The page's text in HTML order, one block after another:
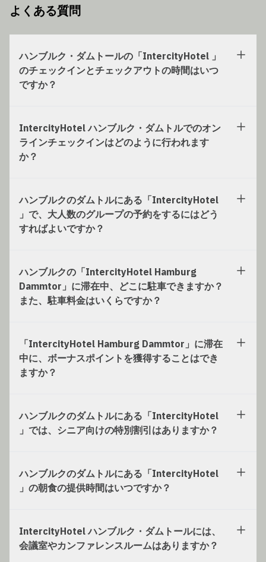
よくある質問
ハンブルク・ダムトールの「IntercityHotel 」
のチェックインとチェックアウトの時間はいつ
ですか？
IntercityHotel ハンブルク・ダムトルでのオン
ラインチェックインはどのように行われます
か？
ハンブルクのダムトルにある「IntercityHotel
」で、大人数のグループの予約をするにはどう
すればよいですか？
ハンブルクの「IntercityHotel Hamburg
Dammtor」に滞在中、どこに駐車できますか？
また、駐車料金はいくらですか？
「IntercityHotel Hamburg Dammtor」に滞在
中に、ボーナスポイントを獲得することはでき
ますか？
ハンブルクのダムトルにある「IntercityHotel
」では、シニア向けの特別割引はありますか？
ハンブルクのダムトルにある「IntercityHotel
」の朝食の提供時間はいつですか？
IntercityHotel ハンブルク・ダムトールには、
会議室やカンファレンスルームはありますか？